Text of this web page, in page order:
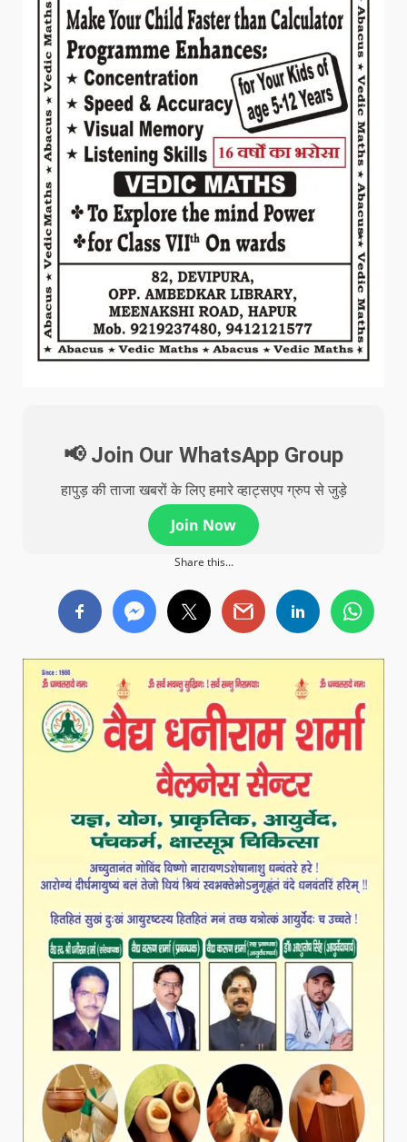
📢 Join Our WhatsApp Group
हापुड़ की ताजा खबरों के लिए हमारे व्हाट्सएप ग्रुप से जुड़े
Join Now
Share this...